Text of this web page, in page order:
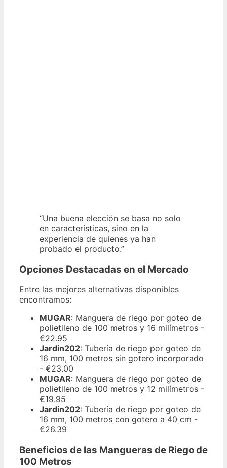
“Una buena elección se basa no solo
en características, sino en la
experiencia de quienes ya han
probado el producto.”
Opciones Destacadas en el Mercado
Entre las mejores alternativas disponibles
encontramos:
MUGAR: Manguera de riego por goteo de
polietileno de 100 metros y 16 milímetros -
€22.95
Jardin202: Tubería de riego por goteo de
16 mm, 100 metros sin gotero incorporado
- €23.00
MUGAR: Manguera de riego por goteo de
polietileno de 100 metros y 12 milímetros -
€19.95
Jardin202: Tubería de riego por goteo de
16 mm, 100 metros con gotero a 40 cm -
€26.39
Beneficios de las Mangueras de Riego de
100 Metros